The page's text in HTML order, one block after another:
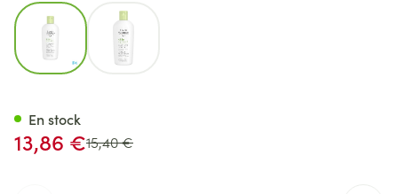
View larger imageView larger image
Prix Habituel
15,40 €
Prix spécial
13,86 €
En stock